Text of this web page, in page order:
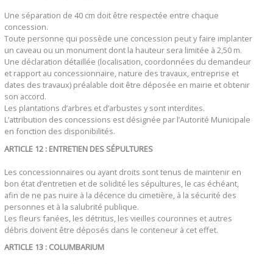
Une séparation de 40 cm doit être respectée entre chaque
concession.
Toute personne qui possède une concession peut y faire implanter
un caveau ou un monument dont la hauteur sera limitée à 2,50 m.
Une déclaration détaillée (localisation, coordonnées du demandeur
et rapport au concessionnaire, nature des travaux, entreprise et
dates des travaux) préalable doit être déposée en mairie et obtenir
son accord.
Les plantations d’arbres et d’arbustes y sont interdites.
L’attribution des concessions est désignée par l’Autorité Municipale
en fonction des disponibilités.
ARTICLE 12 : ENTRETIEN DES SÉPULTURES
Les concessionnaires ou ayant droits sont tenus de maintenir en
bon état d’entretien et de solidité les sépultures, le cas échéant,
afin de ne pas nuire à la décence du cimetière, à la sécurité des
personnes et à la salubrité publique.
Les fleurs fanées, les détritus, les vieilles couronnes et autres
débris doivent être déposés dans le conteneur à cet effet.
ARTICLE 13 : COLUMBARIUM